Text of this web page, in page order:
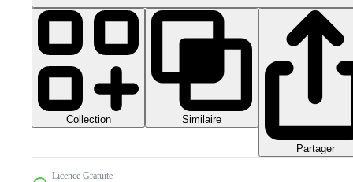
Collection Similaire
Partager
Licence Gratuite